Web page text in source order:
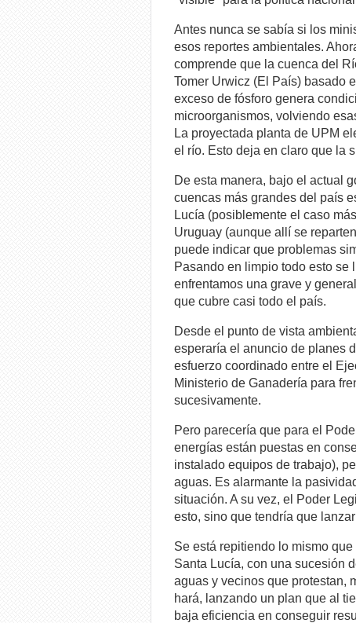
Antes nunca se sabía si los
esos reportes ambientales.
comprende que la cuenca del
Tomer Urwicz (El País) basado
exceso de fósforo genera
microorganismos, volviendo
La proyectada planta de UPM
el río. Esto deja en claro que la
De esta manera, bajo el actual
cuencas más grandes del país
Lucía (posiblemente el caso
Uruguay (aunque allí se
puede indicar que problemas
Pasando en limpio todo esto se
enfrentamos una grave y
que cubre casi todo el país.
Desde el punto de vista
esperaría el anuncio de planes
esfuerzo coordinado entre el
Ministerio de Ganadería para
sucesivamente.
Pero parecería que para el
energías están puestas en
instalado equipos de trabajo),
aguas. Es alarmante la
situación. A su vez, el Poder
esto, sino que tendría que
Se está repitiendo lo mismo
Santa Lucía, con una sucesión
aguas y vecinos que protestan,
hará, lanzando un plan que al
baja eficiencia en conseguir